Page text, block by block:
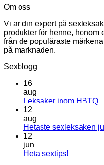
Om oss
Vi är din expert på
produkter för henne, honom
från de populäraste
på marknaden.
Sexblogg
16
aug
Leksaker inom HBTQ
12
aug
Hetaste sexleksaken
12
jun
Heta sextips!